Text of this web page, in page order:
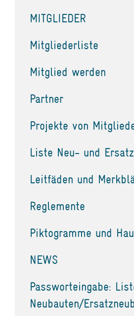
MITGLIEDER
Mitgliederliste
Mitglied werden
Partner
Projekte von
Liste Neu- und
Leitfäden und
Reglemente
Piktogramme und
NEWS
Passworteingabe:
Neubauten/